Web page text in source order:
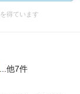
得ています
...他7件